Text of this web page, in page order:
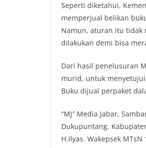
Seperti diketahui,
memperjual belikan
Namun, aturan itu tidak
dilakukan demi bisa
Dari hasil penelusuran
murid, untuk menyetujui
Buku dijual perpaket
“MJ” Media Jabar,
Dukupuntang.
H.Ilyas. Wakepsek MTsN